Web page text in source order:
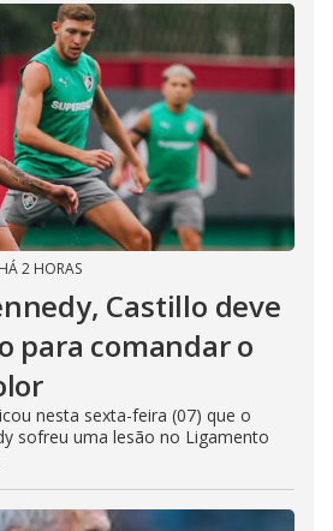
HÁ 2 HORAS
Castillo deve
para comandar o
nesta sexta-feira (07) que o
sofreu uma lesão no Ligamento